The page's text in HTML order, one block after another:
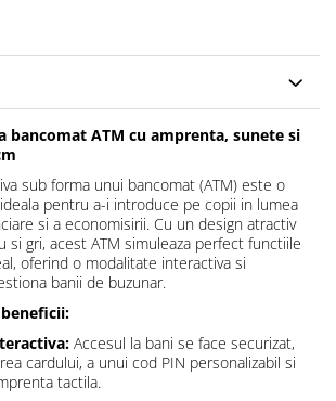
bancomat ATM cu amprenta, sunete si
sub forma unui bancomat (ATM) este o
pentru a-i introduce pe copii in lumea
si a economisirii. Cu un design atractiv
si gri, acest ATM simuleaza perfect functiile
oferind o modalitate interactiva si
banii de buzunar.
Accesul la bani se face securizat,
cardului, a unui cod PIN personalizabil si
tactila.